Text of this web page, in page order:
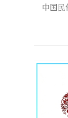
中国